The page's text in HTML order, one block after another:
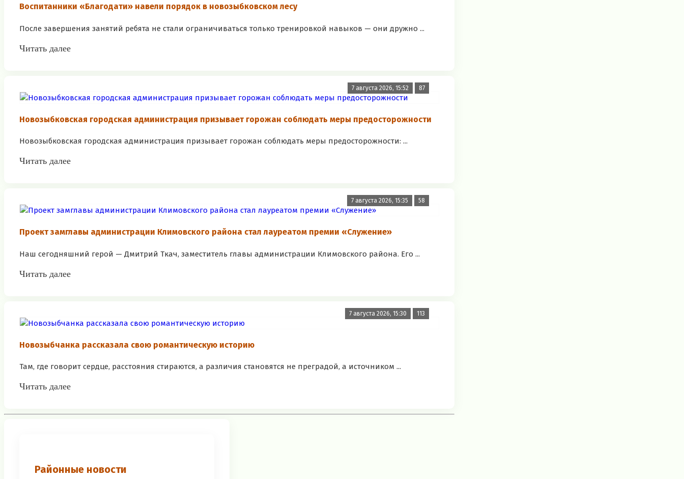
Воспитанники «Благодати» навели порядок в новозыбковском лесу
После завершения занятий ребята не стали ограничиваться только тренировкой навыков — они дружно ...
Читать далее
7 августа 2026, 15:52 87
Новозыбковская городская администрация призывает горожан соблюдать меры предосторожности
Новозыбковская городская администрация призывает горожан соблюдать меры предосторожности: ...
Читать далее
7 августа 2026, 15:35 58
Проект замглавы администрации Климовского района стал лауреатом премии «Служение»
Наш сегодняшний герой — Дмитрий Ткач, заместитель главы администрации Климовского района. Его ...
Читать далее
7 августа 2026, 15:30 113
Новозыбчанка рассказала свою романтическую историю
Там, где говорит сердце, расстояния стираются, а различия становятся не преградой, а источником ...
Читать далее
Районные новости